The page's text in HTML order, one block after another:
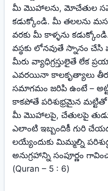
మీ మొహాలను, మోచేతుల
కడుక్కోండి. మీ తలలను
వరకు మీ కాళ్ళను
వస్థకు లోనవుతే స్నానం చేసి
మీరు వ్యాధిగ్రస్తులైతే లేక
ఎవరయినా కాలకృత్యాలు
సమాగమం జరిపి ఉంటే – అట్టి
కాకపోతే పరిశుభ్రమైన
మీ మొహాలపై, చేతులపై
ఎలాంటి ఇబ్బందికీ గురి
లయ్యేందుకు మిమ్మల్ని
అనుగ్రహాన్ని సంపూర్ణం
(Quran – 5 : 6)